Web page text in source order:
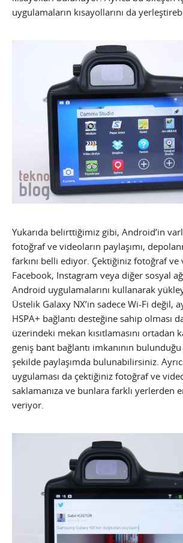
uygulamaların kısayollarını da
Yukarıda belirttiğimiz gibi, Android’in
fotoğraf ve videoların paylaşımı,
farkını belli ediyor. Çektiğiniz fotoğraf ve
Facebook, Instagram veya diğer sosyal
Android uygulamalarını kullanarak
Üstelik Galaxy NX’in sadece Wi-Fi değil,
HSPA+ bağlantı desteğine sahip olması
üzerindeki mekan kısıtlamasını ortadan
geniş bant bağlantı imkanının bulunduğu
şekilde paylaşımda bulunabilirsiniz.
uygulaması da çektiğiniz fotoğraf ve
saklamanıza ve bunlara farklı yerlerden
veriyor.